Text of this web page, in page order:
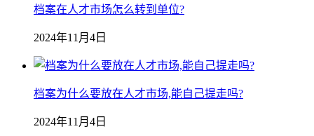
档案在人才市场怎么转到单位?
2024年11月4日
档案为什么要放在人才市场,能自己提走吗?
2024年11月4日